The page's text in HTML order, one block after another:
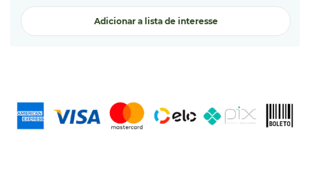
Adicionar a lista de interesse